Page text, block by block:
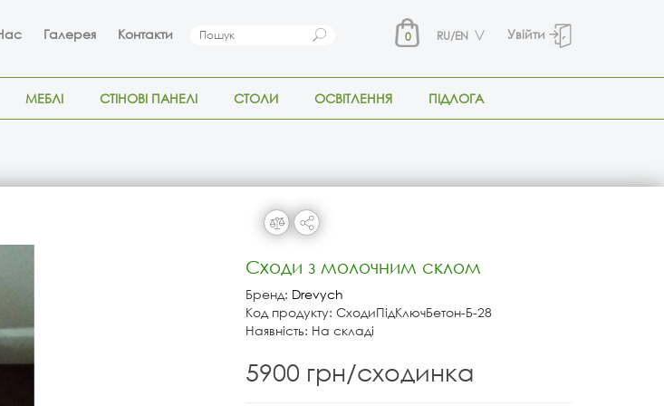
Галерея Контакти 0 RU/EN Увійти
МЕБЛІ СТІНОВІ ПАНЕЛІ СТОЛИ ОСВІТЛЕННЯ ПІДЛОГА
Сходи з молочним склом
Бренд: Drevych
Код продукту: СходиПідКлючБетон-Б-28
Наявність: На складі
5900 грн/сходинка